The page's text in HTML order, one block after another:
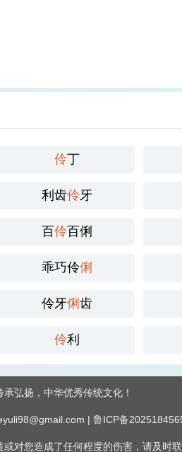
伶丁
利齿伶牙
百伶百俐
乖巧伶俐
伶牙俐 齿
伶利
承弘扬，中华优秀传统文化！
| 鲁ICP备
对您造成了任何程度的伤害，请及时